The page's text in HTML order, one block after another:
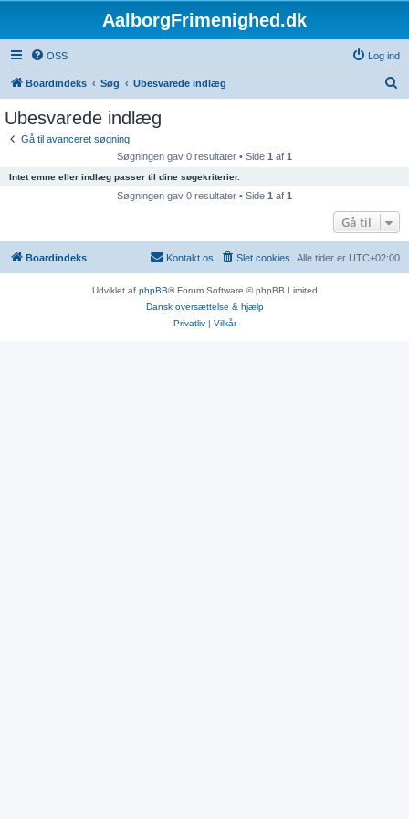
AalborgFrimenighed.dk
OSS Log ind
Boardindeks Søg Ubesvarede indlæg
Ubesvarede indlæg
Gå til avanceret søgning
Søgningen gav 0 resultater • Side 1 af 1
Intet emne eller indlæg passer til dine søgekriterier.
Søgningen gav 0 resultater • Side 1 af 1
Gå til
Boardindeks Alle tider er UTC+02:00
Slet cookies
Kontakt os
Udviklet af phpBB® Forum Software © phpBB Limited
Dansk oversættelse & hjælp
Privatliv| Vilkår